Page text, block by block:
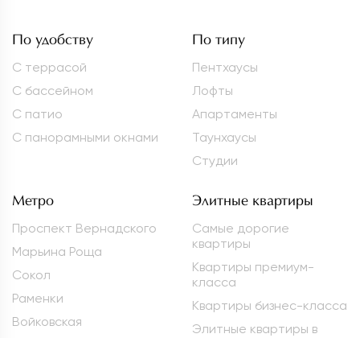
По удобству
С террасой
С бассейном
С патио
С панорамными окнами
По типу
Пентхаусы
Лофты
Апартаменты
Таунхаусы
Студии
Метро
Проспект Вернадского
Марьина Роща
Сокол
Раменки
Войковская
Элитные квартиры
Самые дорогие
квартиры
Квартиры премиум-
класса
Квартиры бизнес-класса
Элитные квартиры в